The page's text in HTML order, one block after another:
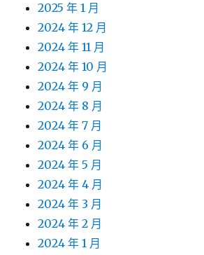
2025 年 1 月
2024 年 12 月
2024 年 11 月
2024 年 10 月
2024 年 9 月
2024 年 8 月
2024 年 7 月
2024 年 6 月
2024 年 5 月
2024 年 4 月
2024 年 3 月
2024 年 2 月
2024 年 1 月